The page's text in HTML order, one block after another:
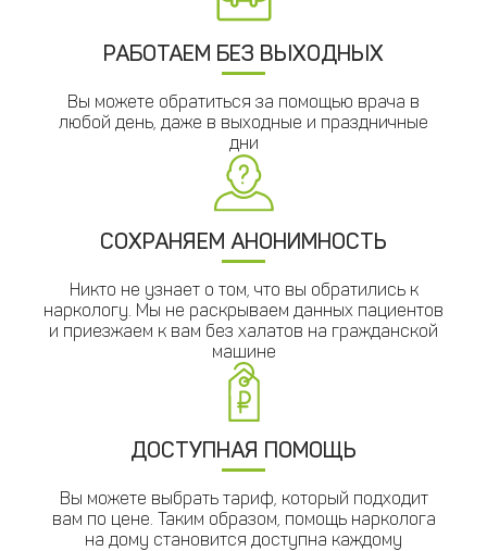
РАБОТАЕМ БЕЗ ВЫХОДНЫХ
Вы можете обратиться за помощью врача в
любой день, даже в выходные и праздничные
дни
СОХРАНЯЕМ АНОНИМНОСТЬ
Никто не узнает о том, что вы обратились к
наркологу. Мы не раскрываем данных пациентов
и приезжаем к вам без халатов на гражданской
машине
ДОСТУПНАЯ ПОМОЩЬ
Вы можете выбрать тариф, который подходит
вам по цене. Таким образом, помощь нарколога
на дому становится доступна каждому